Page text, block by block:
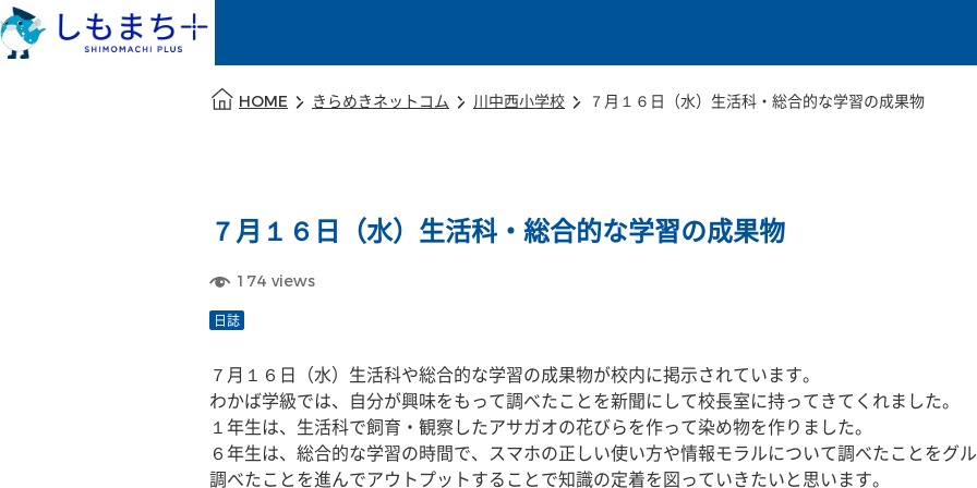
HOME きらめきネットコム 川中西小学校 ７月１６日（水）生活科・総合的な学習の成果物
７月１６日（水）生活科・総合的な学習の成果物
174 views
日誌
７月１６日（水）生活科や総合的な学習の成果物が校内に掲示されています。
わかば学級では、自分が興味をもって調べたことを新聞にして校長室に持ってきてくれました。
１年生は、生活科で飼育・観察したアサガオの花びらを作って染め物を作りました。
６年生は、総合的な学習の時間で、スマホの正しい使い方や情報モラルについて調べたことをグ
調べたことを進んでアウトプットすることで知識の定着を図っていきたいと思います。